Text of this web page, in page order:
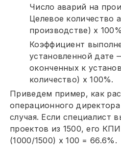
Число аварий на
Целевое количество
производстве) x
Коэффициент
установленной дате
оконченных к
количество) x 100%.
Приведем пример, как
операционного
случая. Если специалист
проектов из 1500, его
(1000/1500) х 100 = 66.6%.